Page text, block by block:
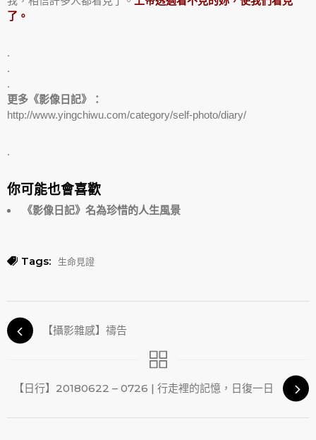
了。
.
.
.
更多《影像日記》：
http://www.yingchiwu.com/category/self-photo/diary/
.
你可能也會喜歡
《影像日記》名為珍惜的人生風景
Tags: 生命見證
【攝影雜感】禱告
【日行】20180622 – 0726 | 行走裡的記憶，日復一日